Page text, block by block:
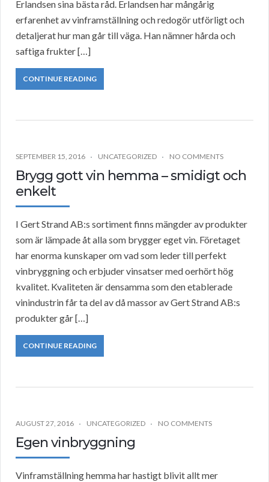
Erlandsen sina bästa råd. Erlandsen har mångårig
erfarenhet av vinframställning och redogör utförligt och
detaljerat hur man går till väga. Han nämner hårda och
saftiga frukter […]
CONTINUE READING
SEPTEMBER 15, 2016 UNCATEGORIZED NO COMMENTS
Brygg gott vin hemma – smidigt och
enkelt
I Gert Strand AB:s sortiment finns mängder av produkter
som är lämpade åt alla som brygger eget vin. Företaget
har enorma kunskaper om vad som leder till perfekt
vinbryggning och erbjuder vinsatser med oerhört hög
kvalitet. Kvaliteten är densamma som den etablerade
vinindustrin får ta del av då massor av Gert Strand AB:s
produkter går […]
CONTINUE READING
AUGUST 27, 2016 UNCATEGORIZED NO COMMENTS
Egen vinbryggning
Vinframställning hemma har hastigt blivit allt mer